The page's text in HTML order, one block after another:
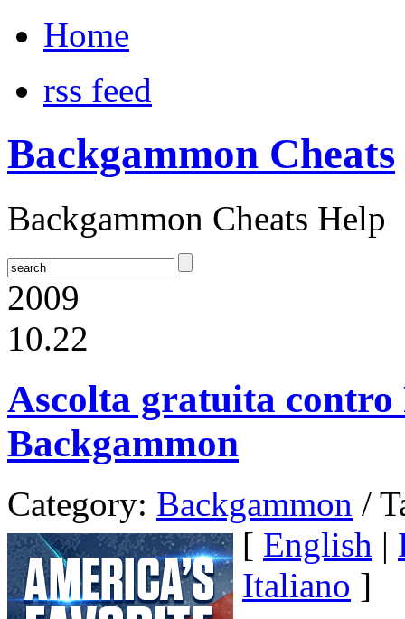
Home
rss feed
Backgammon Cheats
Backgammon Cheats Help
2009
10.22
Ascolta gratuita
Backgammon
Category: Backgammon /
[ English |
Italiano ]